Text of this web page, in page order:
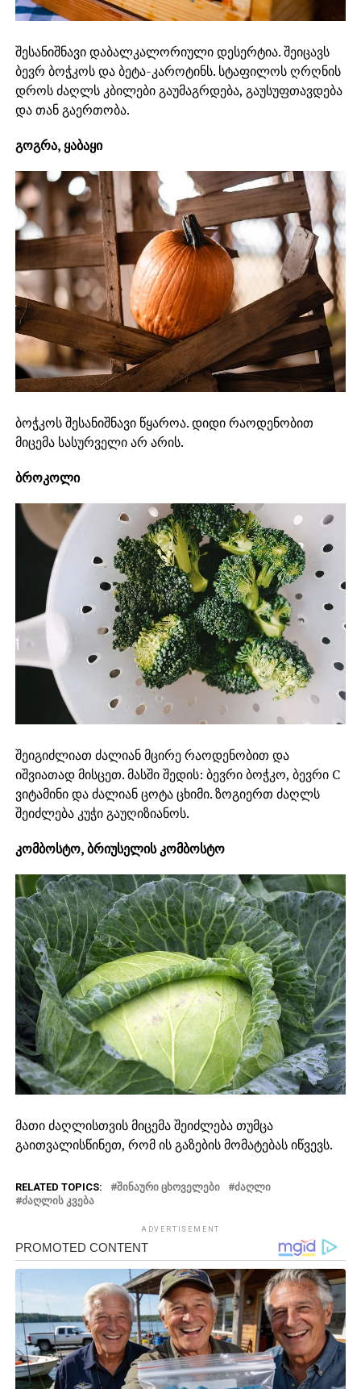
შესანიშნავი დაბალკალორიული დესერტია. შეიცავს
ბევრ ბოჭკოს და ბეტა-კაროტინს. სტაფილოს ღრღნის
დროს ძაღლს კბილები გაუმაგრდება, გაუსუფთავდება
და თან გაერთობა.
გოგრა, ყაბაყი
ბოჭკოს შესანიშნავი წყაროა. დიდი რაოდენობით
მიცემა სასურველი არ არის.
ბროკოლი
შეიგიძლიათ ძალიან მცირე რაოდენობით და
იშვიათად მისცეთ. მასში შედის: ბევრი ბოჭკო, ბევრი С
ვიტამინი და ძალიან ცოტა ცხიმი. ზოგიერთ ძაღლს
შეიძლება კუჭი გაუღიზიანოს.
კომბოსტო, ბრიუსელის კომბოსტო
მათი ძაღლისთვის მიცემა შეიძლება თუმცა
გაითვალისწინეთ, რომ ის გაზების მომატებას იწვევს.
RELATED TOPICS: ᲨᲘᲜᲐᲣᲠᲘ ᲪᲮᲝᲕᲔᲚᲔᲑᲘ
ᲫᲐᲦᲚᲘ
ᲫᲐᲦᲚᲘᲡ ᲙᲕᲔᲑᲐ
ADVERTISEMENT